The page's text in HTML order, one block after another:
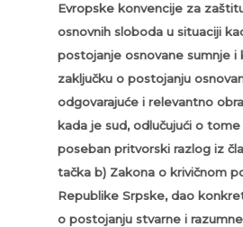
Evropske konvencije za
osnovnih sloboda u situaciji
postojanje osnovane sumnje i
zaključku o postojanju
odgovarajuće i relevantno
kada je sud, odlučujući o
poseban pritvorski razlog iz
tačka b) Zakona o krivičnom
Republike Srpske, dao
o postojanju stvarne i